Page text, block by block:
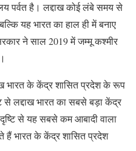
पर्वत है। लद्दाख कोई लंबे समय से
यह भारत का हाल ही में बनाए
ने साल 2019 में जम्मू कश्मीर
भारत के केंद्र शासित प्रदेश के रूप
लद्दाख भारत का सबसे बड़ा केंद्र
से यह सबसे कम आबादी वाला
हैं भारत के केंद्र शासित प्रदेश